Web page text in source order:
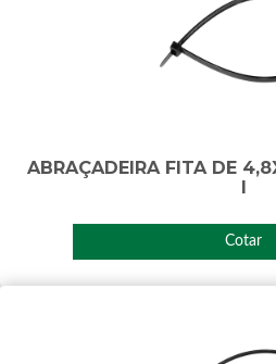
ABRAÇADEIRA FITA DE
I
Cotar